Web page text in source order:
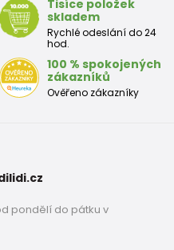
Tisíce položek
skladem
Rychlé odeslání do 24
hod.
100 % spokojených
zákazníků
Ověřeno zákazníky
pondělí do pátku v